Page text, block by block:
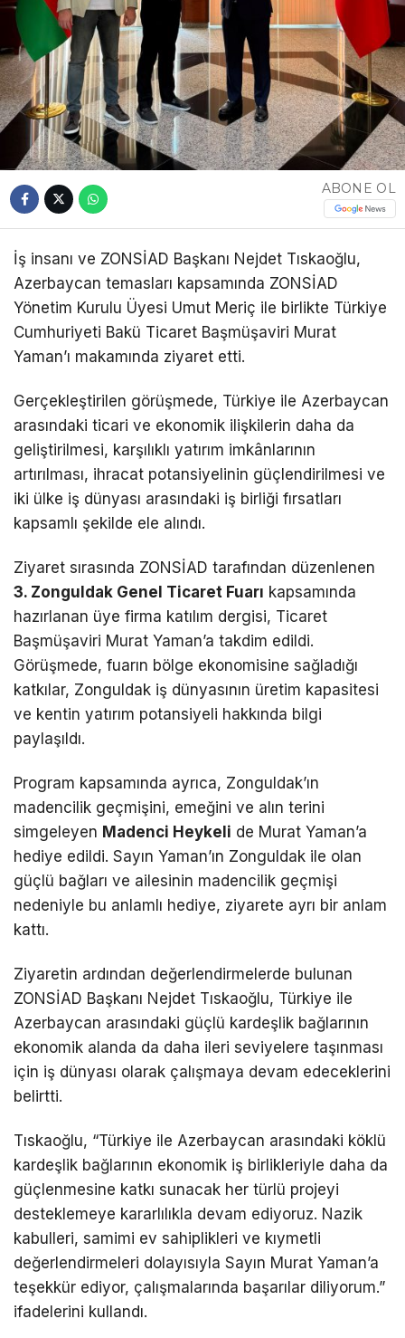
ABONE OL
İş insanı ve ZONSİAD Başkanı Nejdet Tıskaoğlu,
Azerbaycan temasları kapsamında ZONSİAD
Yönetim Kurulu Üyesi Umut Meriç ile birlikte Türkiye
Cumhuriyeti Bakü Ticaret Başmüşaviri Murat
Yaman’ı makamında ziyaret etti.
Gerçekleştirilen görüşmede, Türkiye ile Azerbaycan
arasındaki ticari ve ekonomik ilişkilerin daha da
geliştirilmesi, karşılıklı yatırım imkânlarının
artırılması, ihracat potansiyelinin güçlendirilmesi ve
iki ülke iş dünyası arasındaki iş birliği fırsatları
kapsamlı şekilde ele alındı.
Ziyaret sırasında ZONSİAD tarafından düzenlenen
3. Zonguldak Genel Ticaret Fuarı kapsamında
hazırlanan üye firma katılım dergisi, Ticaret
Başmüşaviri Murat Yaman’a takdim edildi.
Görüşmede, fuarın bölge ekonomisine sağladığı
katkılar, Zonguldak iş dünyasının üretim kapasitesi
ve kentin yatırım potansiyeli hakkında bilgi
paylaşıldı.
Program kapsamında ayrıca, Zonguldak’ın
madencilik geçmişini, emeğini ve alın terini
simgeleyen Madenci Heykeli de Murat Yaman’a
hediye edildi. Sayın Yaman’ın Zonguldak ile olan
güçlü bağları ve ailesinin madencilik geçmişi
nedeniyle bu anlamlı hediye, ziyarete ayrı bir anlam
kattı.
Ziyaretin ardından değerlendirmelerde bulunan
ZONSİAD Başkanı Nejdet Tıskaoğlu, Türkiye ile
Azerbaycan arasındaki güçlü kardeşlik bağlarının
ekonomik alanda da daha ileri seviyelere taşınması
için iş dünyası olarak çalışmaya devam edeceklerini
belirtti.
Tıskaoğlu, “Türkiye ile Azerbaycan arasındaki köklü
kardeşlik bağlarının ekonomik iş birlikleriyle daha da
güçlenmesine katkı sunacak her türlü projeyi
desteklemeye kararlılıkla devam ediyoruz. Nazik
kabulleri, samimi ev sahiplikleri ve kıymetli
değerlendirmeleri dolayısıyla Sayın Murat Yaman’a
teşekkür ediyor, çalışmalarında başarılar diliyorum.”
ifadelerini kullandı.